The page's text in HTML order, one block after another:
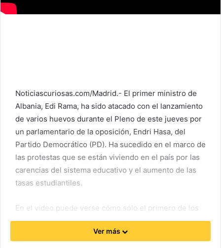
Noticiascuriosas.com/Madrid.- El primer ministro de
Albania, Edi Rama, ha sido atacado con el lanzamiento
de varios huevos durante el Pleno de este jueves por
un parlamentario de la oposición, Endri Hasa, del
Partido Democrático (PD). Ha sucedido en el marco de
las protestas que se están viviendo en el país por las
carencias del sistema educativo y el aumento de las
tasas estudiantiles.
En el vídeo puede verse cómo sólo el primero de los
huevos impacta en el primer ministro a la altura de su
estómago. El segundo no logra dar ‘en el blanco’.
Ver más